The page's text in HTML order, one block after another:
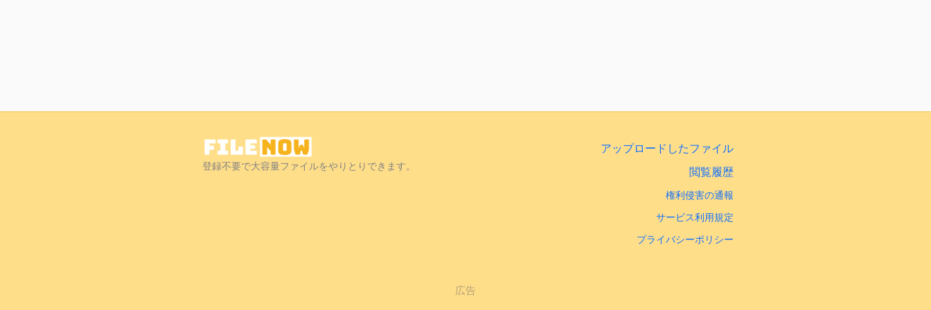
登録不要で大容量ファイルをやりとりできます。
アップロードしたファイル
閲覧履歴
権利侵害の通報
サービス利用規定
プライバシーポリシー
広告